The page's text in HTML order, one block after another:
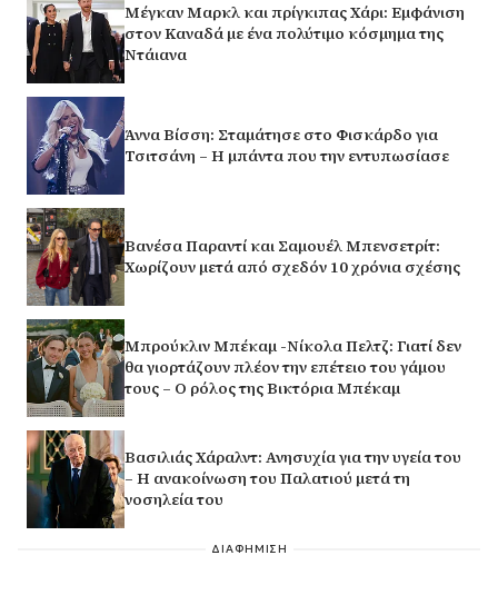
Μέγκαν Μαρκλ και πρίγκιπας Χάρι: Εμφάνιση
στον Καναδά με ένα πολύτιμο κόσμημα της
Ντάιανα
Άννα Βίσση: Σταμάτησε στο Φισκάρδο για
Τσιτσάνη – Η μπάντα που την εντυπωσίασε
Βανέσα Παραντί και Σαμουέλ Μπενσετρίτ:
Χωρίζουν μετά από σχεδόν 10 χρόνια σχέσης
Μπρούκλιν Μπέκαμ -Νίκολα Πελτζ: Γιατί δεν
θα γιορτάζουν πλέον την επέτειο του γάμου
τους – Ο ρόλος της Βικτόρια Μπέκαμ
Βασιλιάς Χάραλντ: Ανησυχία για την υγεία του
– Η ανακοίνωση του Παλατιού μετά τη
νοσηλεία του
ΔΙΑΦΗΜΙΣΗ